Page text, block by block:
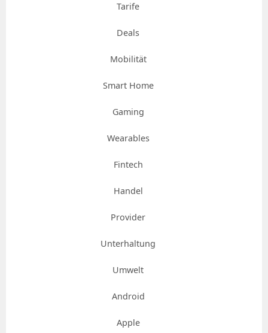
Tarife
Deals
Mobilität
Smart Home
Gaming
Wearables
Fintech
Handel
Provider
Unterhaltung
Umwelt
Android
Apple